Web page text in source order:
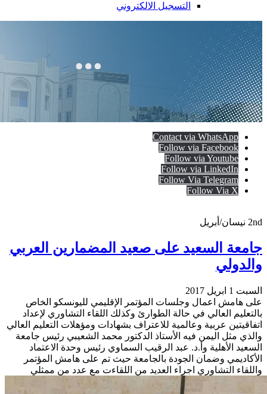
التسجيل الالكتروني
Contact via WhatsApp
Follow via Facebook
Follow via Youtube
Follow via LinkedIn
Follow Via Telegram
Follow Via X
2nd نيسان/أبريل
جامعة السعيد على صعيد المضمارين العربي
والدولي
السبت 1 ابريل 2017
على هامش اعمال وجلسات المؤتمر اﻹقليمي لليونسكو الخاص
بالتعليم العالي في حالة الطوارئ وكذلك اللقاء التشاوري ﻹعداد
اتفاقيتين عربية وعالمية للاعتراف بشهادات ومؤهلات التعليم العالي
والذي مثل اليمن فيه اﻷستاذ الدكتور محمد الشعيبي رئيس جامعة
السعيد اﻷهلية وأ.د. عبد الرقيب السماوي رئيس وحدة الاعتماد
اﻷكاديمي وضمان الجودة بالجامعة حيث تم على هامش المؤتمر
واللقاء التشاوري اجراء العديد من اللقاءت مع عدد من ممثلي